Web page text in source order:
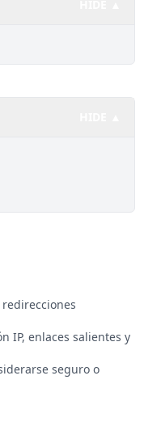
IP, enlaces salientes y
seguro o